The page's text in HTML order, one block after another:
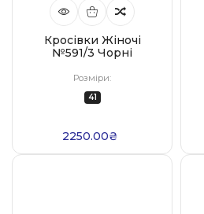
Кросівки Жіночі
№591/3 Чорні
Розміри:
41
2250.00₴